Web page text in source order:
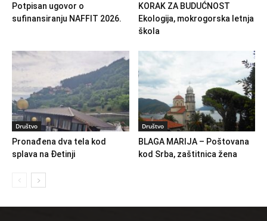
Potpisan ugovor o
sufinansiranju NAFFIT 2026.
KORAK ZA BUDUĆNOST
Ekologija, mokrogorska letnja
škola
Društvo
Pronađena dva tela kod
splava na Đetinji
Društvo
BLAGA MARIJA – Poštovana
kod Srba, zaštitnica žena